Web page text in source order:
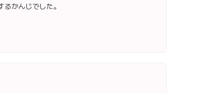
かんじでした。